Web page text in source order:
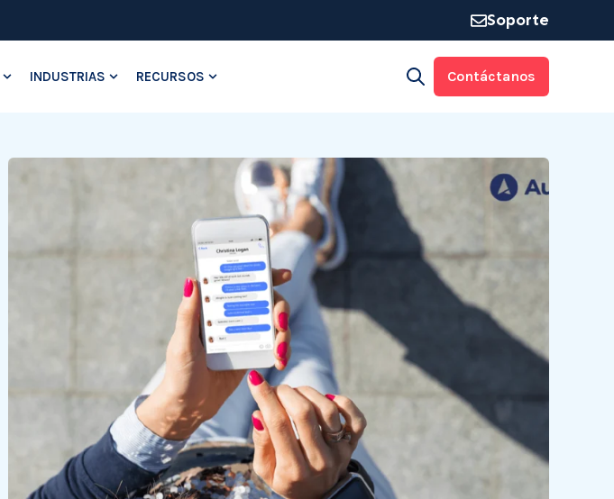
Soporte
Show submenu for Plataforma
INDUSTRIAS
Show submenu for Industrias
RECURSOS
Show submenu for RecursosOpen search
Contáctanos